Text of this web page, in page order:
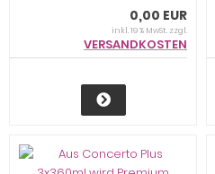
0,00 EUR
inkl. 19 % MwSt. zzgl.
VERSANDKOSTEN